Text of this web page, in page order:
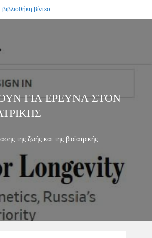
βιβλιοθήκη βίντεο
ΓΙΑ ΈΡΕΥΝΑ ΣΤΟΝ
της ζωής και της βιοϊατρικής